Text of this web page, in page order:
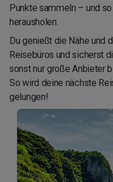
Punkte sammeln – und
herausholen.
Du genießt die Nähe und
Reisebüros und sicherst
sonst nur große Anbieter
So wird deine nächste
gelungen!